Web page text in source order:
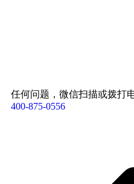
任何问题，微信扫描或拨打
400-875-0556​